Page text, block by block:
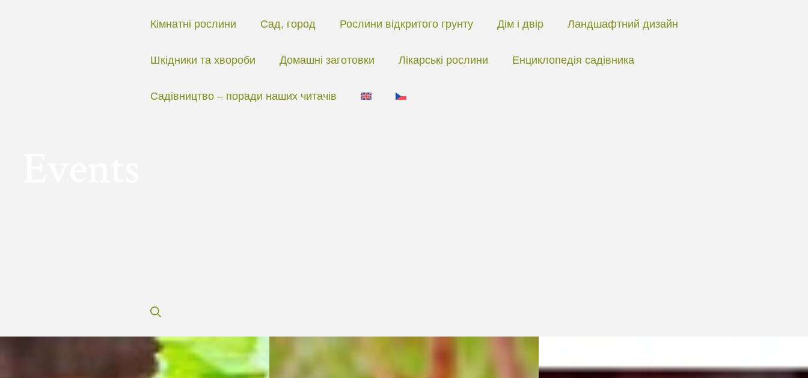
Кімнатні рослини Сад, город Рослини відкритого грунту Дім і двір Ландшафтний дизайн
Шкідники та хвороби Домашні заготовки Лікарські рослини Енциклопедія садівника
Садівництво – поради наших читачів